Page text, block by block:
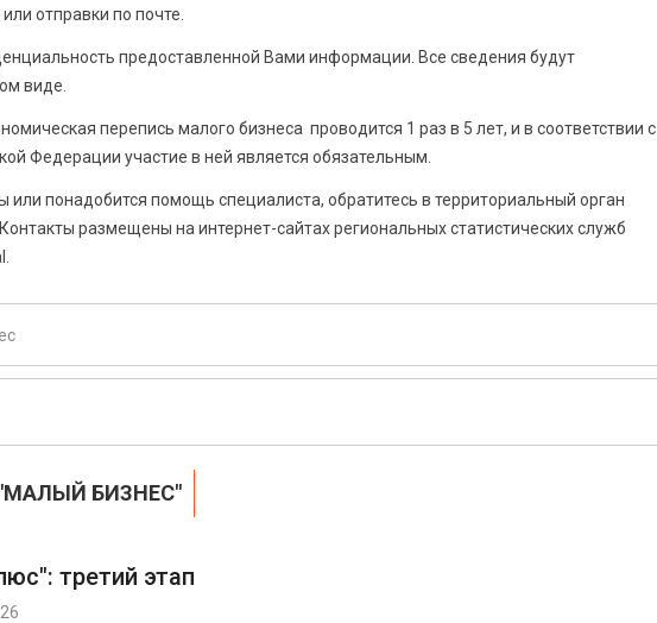
отправки по почте.
предоставленной Вами информации. Все сведения будут
виде.
перепись малого бизнеса проводится 1 раз в 5 лет, и в соответствии с
Федерации участие в ней является обязательным.
или понадобится помощь специалиста, обратитесь в территориальный орган
размещены на интернет-сайтах региональных статистических служб
БИЗНЕС"
третий этап